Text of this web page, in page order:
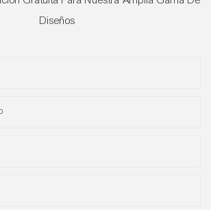
Diseños